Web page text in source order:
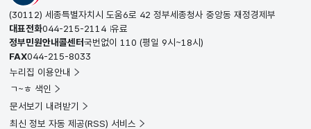
(30112) 세종특별자치시 도움6로 42 정부세종청사 중앙동 재정경제부
대표전화044-215-2114 유료
정부민원안내콜센터국번없이 110 (평일 9시~18시)
FAX044-215-8033
누리집 이용안내
ㄱ~ㅎ 색인
문서보기 내려받기
최신 정보 자동 제공(RSS) 서비스